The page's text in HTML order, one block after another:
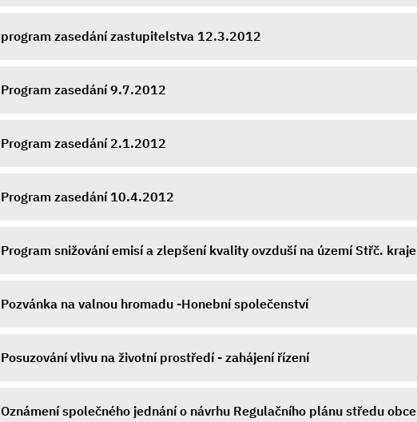
program zasedání zastupitelstva 12.3.2012
Program zasedání 9.7.2012
Program zasedání 2.1.2012
Program zasedání 10.4.2012
Program snižování emisí a zlepšení kvality ovzduší na území Střč. kraje
Pozvánka na valnou hromadu -Honební společenství
Posuzování vlivu na životní prostředí - zahájení řízení
Oznámení společného jednání o návrhu Regulačního plánu středu obce